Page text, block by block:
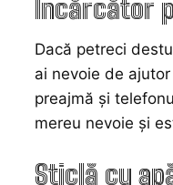
Încărcător
Dacă petreci
ai nevoie de
preajmă și
mereu nevoie și
Sticlă cu